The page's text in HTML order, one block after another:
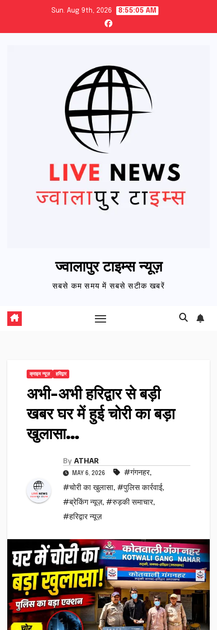
content
Sun. Aug 9th, 2026 8:55:06 AM
ज्वालापुर टाइम्स न्यूज़
सबसे कम समय में सबसे सटीक खबरें
क्राइम न्यूज़ हरिद्वार
अभी-अभी हरिद्वार से बड़ी
खबर घर में हुई चोरी का बड़ा
खुलासा…
By ATHAR
MAY 6, 2026 #गंगनहर,
#चोरी का खुलासा, #पुलिस कार्रवाई,
#ब्रेकिंग न्यूज़, #रुड़की समाचार,
#हरिद्वार न्यूज़